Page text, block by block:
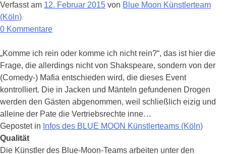
Verfasst am 12. Februar 2015 von Blue Moon Künstlerteam
(Köln)
0 Kommentarezu
(singende)
Comedy-
Mafia
„Komme ich rein oder komme ich nicht rein?“, das ist hier die
Frage, die allerdings nicht von Shakspeare, sondern von der
(Comedy-) Mafia entschieden wird, die dieses Event
kontrolliert. Die in Jacken und Mänteln gefundenen Drogen
werden den Gästen abgenommen, weil schließlich eizig und
alleine der Pate die Vertriebsrechte inne…
Gepostet in Infos des BLUE MOON Künstlerteams (Köln)
Posts
Navigation
Qualität
Die Künstler des Blue-Moon-Teams arbeiten unter den